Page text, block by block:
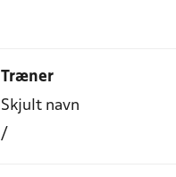
Træner
Skjult navn
/